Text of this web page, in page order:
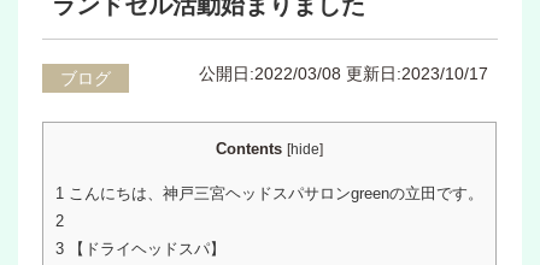
ブログ 公開日:2022/03/08 更新日:2023/10/17
Contents [hide]
1 こんにちは、神戸三宮ヘッドスパサロンgreenの立田です。
2
3 【ドライヘッドスパ】